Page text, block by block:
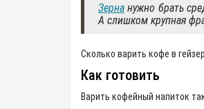
Зерна нужно брать
А слишком крупная
Сколько варить кофе в
Как готовить
Варить кофейный напиток